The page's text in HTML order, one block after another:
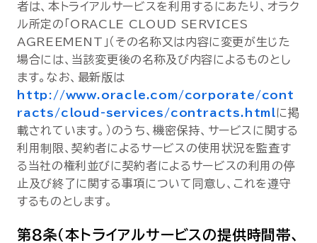
者は、本トライアルサービスを利用するにあたり、オラク
ル所定の「ORACLE CLOUD SERVICES
AGREEMENT」（その名称又は内容に変更が生じた
場合には、当該変更後の名称及び内容によるものとし
ます。なお、最新版は
http://www.oracle.com/corporate/cont
racts/cloud-services/contracts.html に掲
載されています。）のうち、機密保持、サービスに関する
利用制限、契約者によるサービスの使用状況を監査す
る当社の権利並びに契約者によるサービスの利用の停
止及び終了に関する事項について同意し、これを遵守
するものとします。
第8条（本トライアルサービスの提供時間帯、